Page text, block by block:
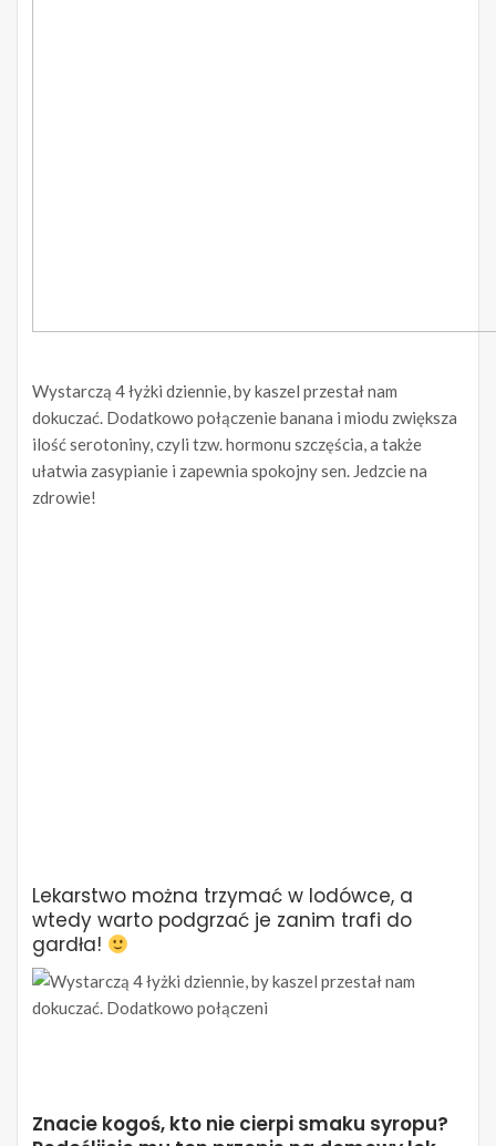
Wystarczą 4 łyżki dziennie, by kaszel przestał nam
dokuczać. Dodatkowo połączenie banana i miodu zwiększa
ilość serotoniny, czyli tzw. hormonu szczęścia, a także
ułatwia zasypianie i zapewnia spokojny sen. Jedzcie na
zdrowie!
Lekarstwo można trzymać w lodówce, a
wtedy warto podgrzać je zanim trafi do
gardła!
Znacie kogoś, kto nie cierpi smaku syropu?